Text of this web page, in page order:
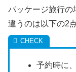
パッケージ旅行の
違うのは以下の2点
予約時に、